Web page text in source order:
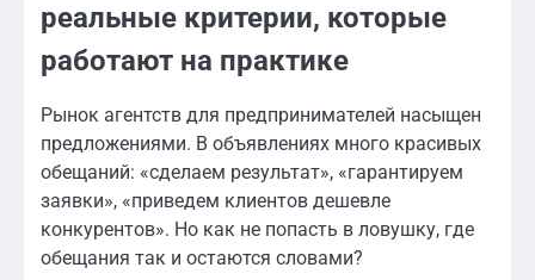
реальные критерии, которые
работают на практике
Рынок агентств для предпринимателей насыщен
предложениями. В объявлениях много красивых
обещаний: «сделаем результат», «гарантируем
заявки», «приведем клиентов дешевле
конкурентов». Но как не попасть в ловушку, где
обещания так и остаются словами?